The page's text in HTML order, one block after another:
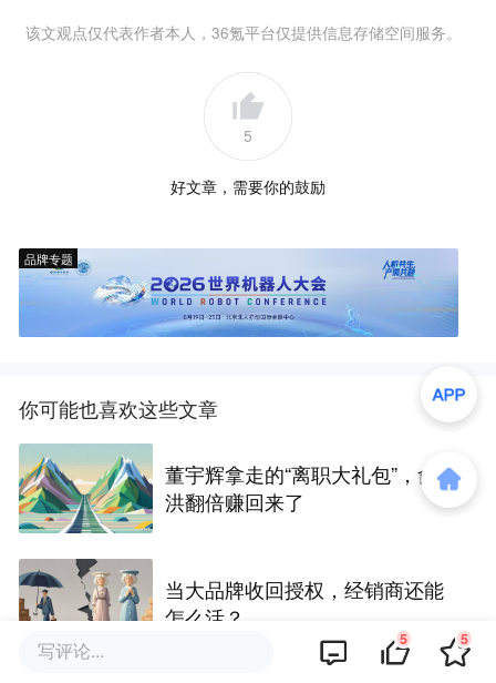
该文观点仅代表作者本人，36氪平台仅提供信息存储空间服务。
5
好文章，需要你的鼓励
品牌专题
你可能也喜欢这些文章
董宇辉拿走的“离职大礼包”，俞敏
洪翻倍赚回来了
当大品牌收回授权，经销商还能
怎么活？
写评论... 5 5